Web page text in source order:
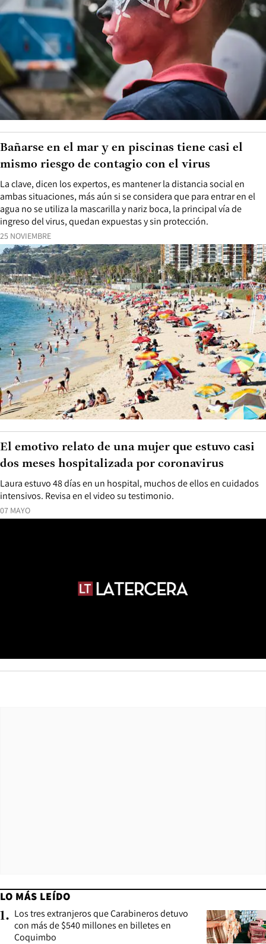
25 NOVIEMBRE
La clave, dicen los expertos, es mantener la distancia social en
ambas situaciones, más aún si se considera que para entrar en el
agua no se utiliza la mascarilla y nariz boca, la principal vía de
ingreso del virus, quedan expuestas y sin protección.
Bañarse en el mar y en piscinas tiene casi el
mismo riesgo de contagio con el virus
07 MAYO
Laura estuvo 48 días en un hospital, muchos de ellos en cuidados
intensivos. Revisa en el video su testimonio.
El emotivo relato de una mujer que estuvo casi
dos meses hospitalizada por coronavirus
LO MÁS LEÍDO
1. Los tres extranjeros que Carabineros detuvo
con más de $540 millones en billetes en
Coquimbo